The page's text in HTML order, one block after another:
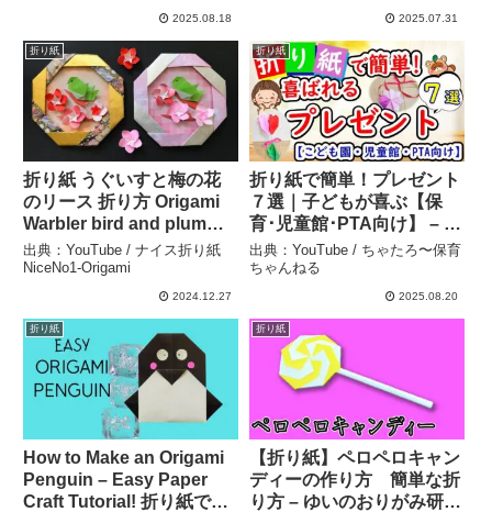
ちゃんの折り紙教室2025.08.18
簡単な折り紙 #折り紙 – お
2025.07.31
折り紙
折り紙 うぐいすと梅の花
のリース 折り方 Origami
Warbler bird and plum
flower wreath
tutorial（NiceNo1） – ナ
イス折り紙 NiceNo1-
出典：YouTube / ナイス折り紙
NiceNo1-Origami
2024.12.27
折り紙
折り紙で簡単！プレゼント
７選｜子どもが喜ぶ【保
育･児童館･PTA向け】 – ち
ゃたろ〜保育ちゃんねる
出典：YouTube / ちゃたろ〜保育
ちゃんねる
2025.08.20
折り紙
How to Make an Origami
Penguin – Easy Paper
Craft Tutorial! 折り紙でペ
折り紙
【折り紙】ペロペロキャン
ディーの作り方 簡単な折
り方 – ゆいのおりがみ研究